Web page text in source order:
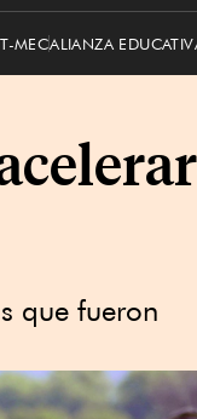
MECALIANZA
que fueron